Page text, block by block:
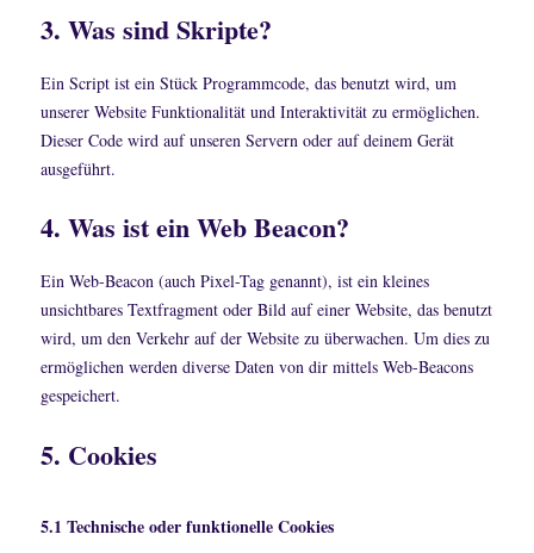
3. Was sind Skripte?
Ein Script ist ein Stück Programmcode, das benutzt wird, um
unserer Website Funktionalität und Interaktivität zu ermöglichen.
Dieser Code wird auf unseren Servern oder auf deinem Gerät
ausgeführt.
4. Was ist ein Web Beacon?
Ein Web-Beacon (auch Pixel-Tag genannt), ist ein kleines
unsichtbares Textfragment oder Bild auf einer Website, das benutzt
wird, um den Verkehr auf der Website zu überwachen. Um dies zu
ermöglichen werden diverse Daten von dir mittels Web-Beacons
gespeichert.
5. Cookies
5.1 Technische oder funktionelle Cookies